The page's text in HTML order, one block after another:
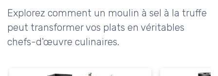
Explorez comment un moulin à sel à la truffe
peut transformer vos plats en véritables
chefs-d'œuvre culinaires.